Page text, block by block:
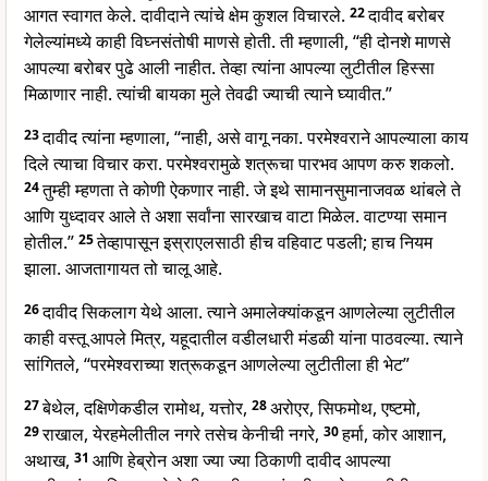
आगत स्वागत केले. दावीदाने त्यांचे क्षेम कुशल विचारले. 22दावीद बरोबर
गेलेल्यांमध्ये काही विघ्नसंतोषी माणसे होती. ती म्हणाली, “ही दोनशे माणसे
आपल्या बरोबर पुढे आली नाहीत. तेव्हा त्यांना आपल्या लुटीतील हिस्सा
मिळाणार नाही. त्यांची बायका मुले तेवढी ज्याची त्याने घ्यावीत.”
23दावीद त्यांना म्हणाला, “नाही, असे वागू नका. परमेश्वराने आपल्याला काय
दिले त्याचा विचार करा. परमेश्वरामुळे शत्रूचा पारभव आपण करु शकलो.
24तुम्ही म्हणता ते कोणी ऐकणार नाही. जे इथे सामानसुमानाजवळ थांबले ते
आणि युध्दावर आले ते अशा सर्वांना सारखाच वाटा मिळेल. वाटण्या समान
होतील.” 25तेव्हापासून इस्राएलसाठी हीच वहिवाट पडली; हाच नियम
झाला. आजतागायत तो चालू आहे.
26दावीद सिकलाग येथे आला. त्याने अमालेक्यांकडून आणलेल्या लुटीतील
काही वस्तू आपले मित्र, यहूदातील वडीलधारी मंडळी यांना पाठवल्या. त्याने
सांगितले, “परमेश्वराच्या शत्रूकडून आणलेल्या लुटीतीला ही भेट”
27बेथेल, दक्षिणेकडील रामोथ, यत्तोर, 28अरोएर, सिफमोथ, एष्टमो,
29राखाल, येरहमेलीतील नगरे तसेच केनीची नगरे, 30हर्मा, कोर आशान,
अथाख, 31 आणि हेब्रोन अशा ज्या ज्या ठिकाणी दावीद आपल्या